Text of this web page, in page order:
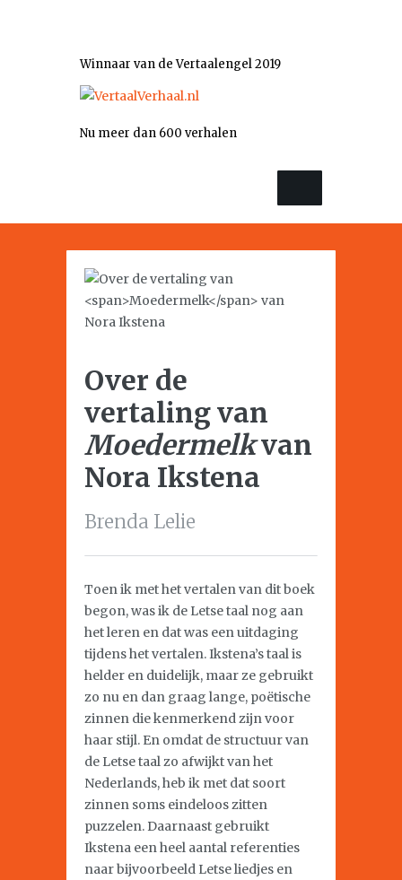
Winnaar van de Vertaalengel 2019
Nu meer dan 600 verhalen
Over de
vertaling van
Moedermelkvan
Nora Ikstena
Brenda Lelie
Toen ik met het vertalen van dit boek
begon, was ik de Letse taal nog aan
het leren en dat was een uitdaging
tijdens het vertalen. Ikstena’s taal is
helder en duidelijk, maar ze gebruikt
zo nu en dan graag lange, poëtische
zinnen die kenmerkend zijn voor
haar stijl. En omdat de structuur van
de Letse taal zo afwijkt van het
Nederlands, heb ik met dat soort
zinnen soms eindeloos zitten
puzzelen. Daarnaast gebruikt
Ikstena een heel aantal referenties
naar bijvoorbeeld Letse liedjes en